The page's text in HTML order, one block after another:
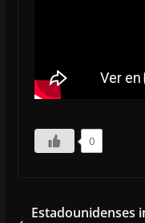
0
Estadounidenses